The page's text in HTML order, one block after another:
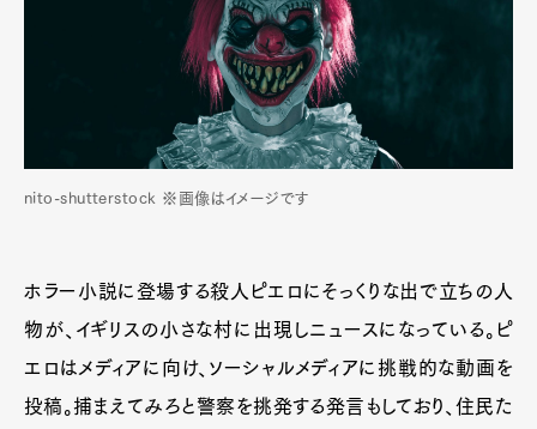
nito-shutterstock ※画像はイメージです
ホラー小説に登場する殺人ピエロにそっくりな出で立ちの人
物が、イギリスの小さな村に出現しニュースになっている。ピ
エロはメディアに向け、ソーシャルメディアに挑戦的な動画を
投稿。捕まえてみろと警察を挑発する発言もしており、住民た